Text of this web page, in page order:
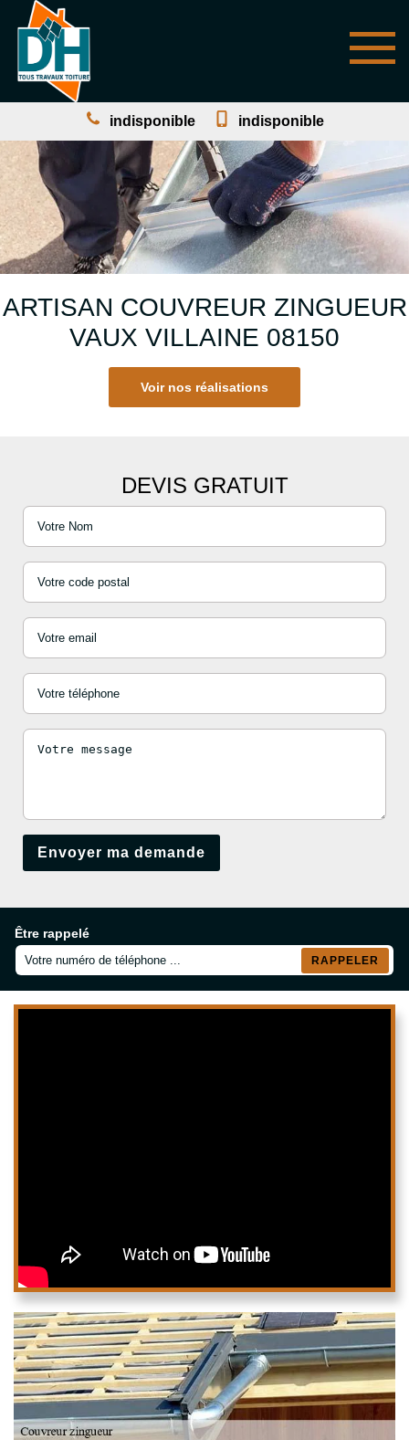
indisponible indisponible
ARTISAN COUVREUR ZINGUEUR
VAUX VILLAINE 08150
Voir nos réalisations
DEVIS GRATUIT
Être rappelé